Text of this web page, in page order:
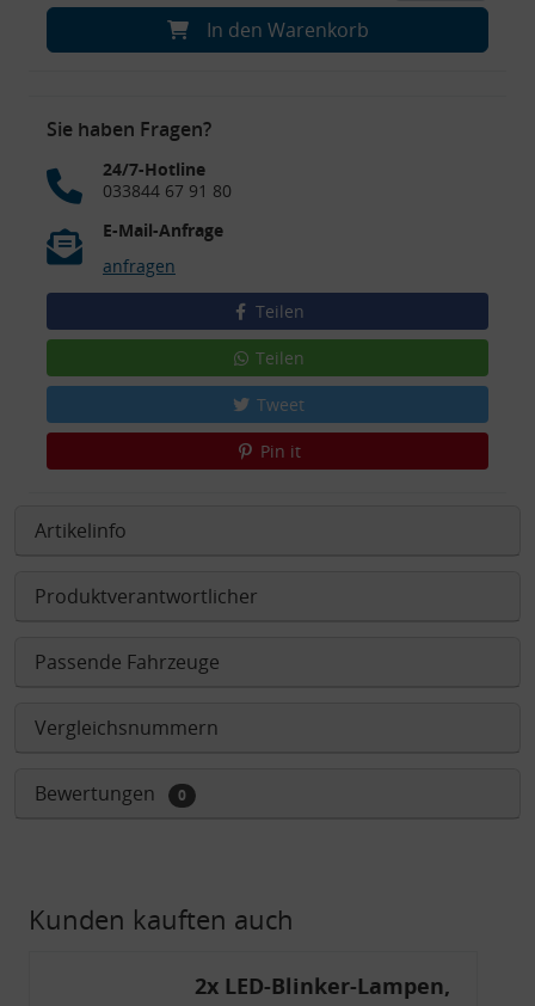
In den Warenkorb
Sie haben Fragen?
24/7-Hotline
033844 67 91 80
E-Mail-Anfrage
anfragen
Teilen
Teilen
Tweet
Pin it
Artikelinfo
Produktverantwortlicher
Passende Fahrzeuge
Vergleichsnummern
Bewertungen 0
Kunden kauften auch
2x LED-Blinker-Lampen,